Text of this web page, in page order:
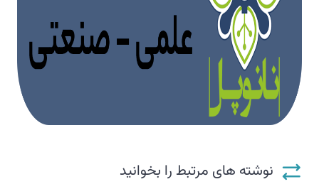
نوشته های مرتبط را بخوانید